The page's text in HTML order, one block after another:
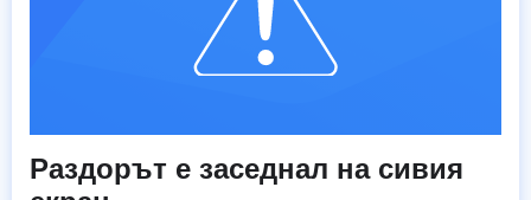
Раздорът е заседнал на сивия